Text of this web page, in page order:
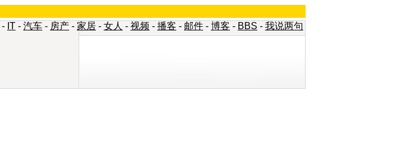
- IT - 汽车 - 房产 - 家居 - 女人 - 视频 - 播客 - 邮件 - 博客 - BBS - 我说两句